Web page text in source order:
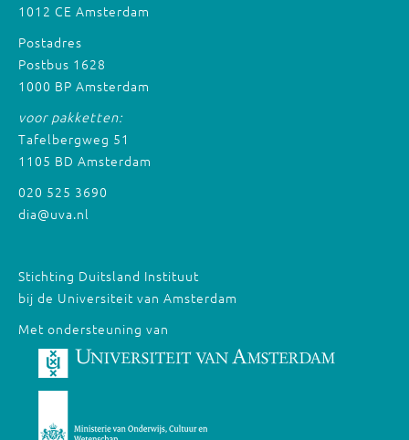
1012 CE Amsterdam
Postadres
Postbus 1628
1000 BP Amsterdam
voor pakketten:
Tafelbergweg 51
1105 BD Amsterdam
020 525 3690
dia@uva.nl
Stichting Duitsland Instituut
bij de Universiteit van Amsterdam
Met ondersteuning van